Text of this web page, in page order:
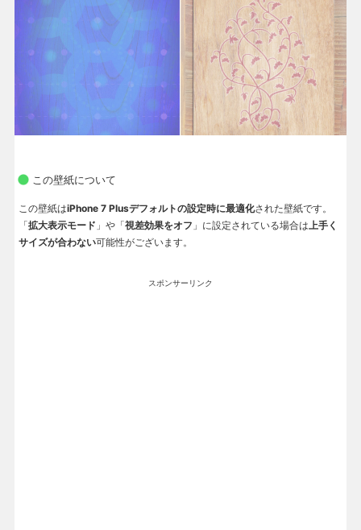
この壁紙について
この壁紙はiPhone 7 Plusデフォルトの設定時に最適化された壁紙です。
「拡大表示モード 」や「視差効果をオフ 」に設定されている場合は 上手く
サイズが合わない可能性がございます。
スポンサーリンク